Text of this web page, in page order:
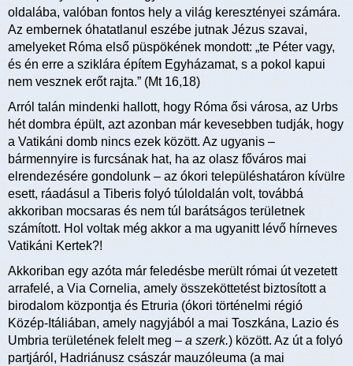
oldalába, valóban fontos hely a világ keresztényei számára.
Az embernek óhatatlanul eszébe jutnak Jézus szavai,
amelyeket Róma első püspökének mondott: „te Péter vagy,
és én erre a sziklára építem Egyházamat, s a pokol kapui
nem vesznek erőt rajta.” (Mt 16,18)
Arról talán mindenki hallott, hogy Róma ősi városa, az Urbs
hét dombra épült, azt azonban már kevesebben tudják, hogy
a Vatikáni domb nincs ezek között. Az ugyanis –
bármennyire is furcsának hat, ha az olasz főváros mai
elrendezésére gondolunk – az ókori településhatáron kívülre
esett, ráadásul a Tiberis folyó túloldalán volt, továbbá
akkoriban mocsaras és nem túl barátságos területnek
számított. Hol voltak még akkor a ma ugyanitt lévő hírneves
Vatikáni Kertek?!
Akkoriban egy azóta már feledésbe merült római út vezetett
arrafelé, a Via Cornelia, amely összeköttetést biztosított a
birodalom központja és Etruria (ókori történelmi régió
Közép-Itáliában, amely nagyjából a mai Toszkána, Lazio és
Umbria területének felelt meg – a szerk.) között. Az út a folyó
partjáról, Hadriánusz császár mauzóleuma (a mai